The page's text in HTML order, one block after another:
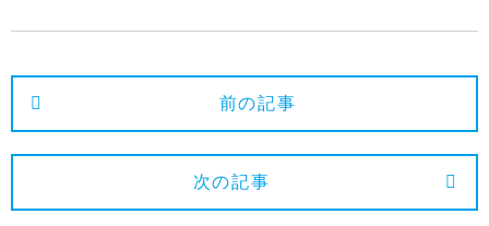
2025年1月
2024年12月
2024年10月
前の記事
次の記事